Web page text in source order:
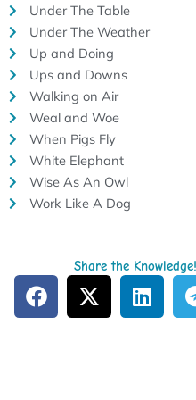
Under The Table
Under The Weather
Up and Doing
Ups and Downs
Walking on Air
Weal and Woe
When Pigs Fly
White Elephant
Wise As An Owl
Work Like A Dog
Share the